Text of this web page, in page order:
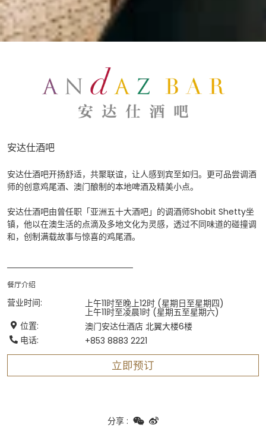
安达仕酒吧
安达仕酒吧开扬舒适，共聚联谊，让人感到宾至如归。更可品尝调酒
师的创意鸡尾酒、澳门酿制的本地啤酒及精美小点。
安达仕酒吧由曾任职「亚洲五十大酒吧」的调酒师Shobit Shetty坐
镇，他以在澳生活的点滴及多地文化为灵感，透过不同味道的碰撞调
和，创制满载故事与惊喜的鸡尾酒。
餐厅介绍
营业时间: 上午11时至晚上12时 (星期日至星期四)
上午11时至凌晨1时 (星期五至星期六)
位置:
澳门安达仕酒店 北翼大楼6楼
电话: +853 8883 2221
立即预订
分享 :